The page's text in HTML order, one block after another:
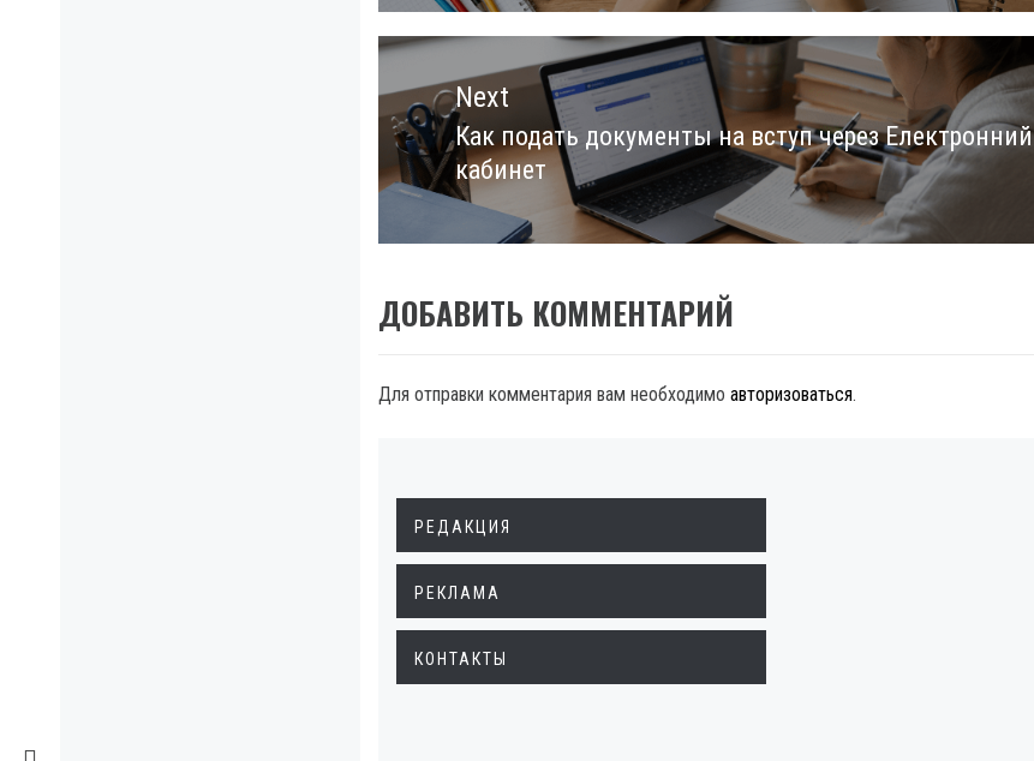
Next
Next
post:
Как подать документы на вступ через Електронний
кабинет
ДОБАВИТЬ КОММЕНТАРИЙ
Для отправки комментария вам необходимо авторизоваться.
РЕДАКЦИЯ
РЕКЛАМА
КОНТАКТЫ